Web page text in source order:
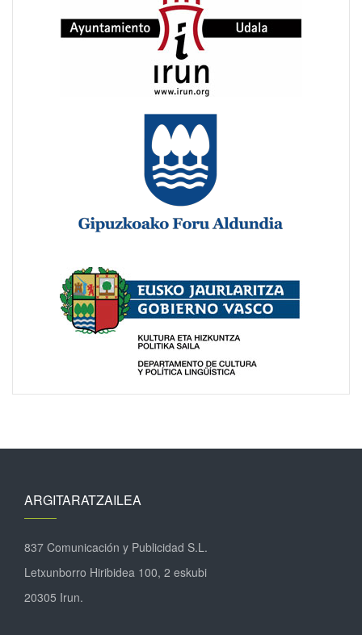
ARGITARATZAILEA
837 Comunicación y Publicidad S.L.
Letxunborro Hiribidea 100, 2 eskubi
20305 Irun.